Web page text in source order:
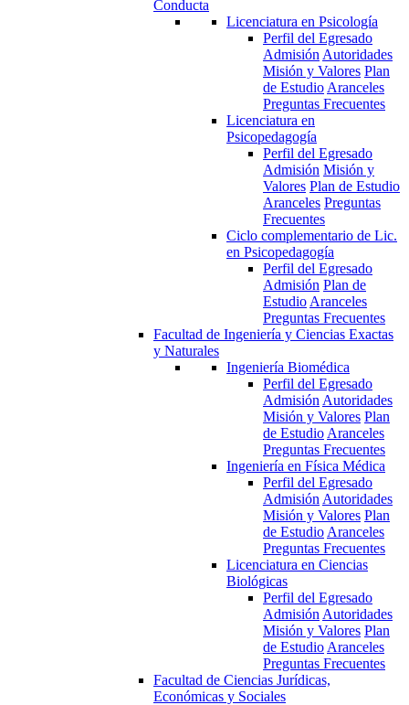
Conducta
Licenciatura en Psicología
Perfil del Egresado
Admisión Autoridades
Misión y Valores Plan
de Estudio Aranceles
Preguntas Frecuentes
Licenciatura en
Psicopedagogía
Perfil del Egresado
Admisión Misión y
Valores Plan de Estudio
Aranceles Preguntas
Frecuentes
Ciclo complementario de Lic.
en Psicopedagogía
Perfil del Egresado
Admisión Plan de
Estudio Aranceles
Preguntas Frecuentes
Facultad de Ingeniería y Ciencias Exactas
y Naturales
Ingeniería Biomédica
Perfil del Egresado
Admisión Autoridades
Misión y Valores Plan
de Estudio Aranceles
Preguntas Frecuentes
Ingeniería en Física Médica
Perfil del Egresado
Admisión Autoridades
Misión y Valores Plan
de Estudio Aranceles
Preguntas Frecuentes
Licenciatura en Ciencias
Biológicas
Perfil del Egresado
Admisión Autoridades
Misión y Valores Plan
de Estudio Aranceles
Preguntas Frecuentes
Facultad de Ciencias Jurídicas,
Económicas y Sociales